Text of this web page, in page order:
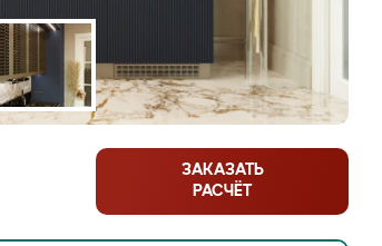
ЗАКАЗАТЬ
РАСЧЁТ